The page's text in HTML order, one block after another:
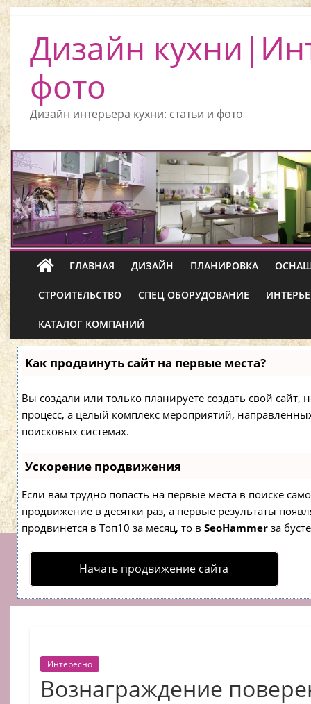
Дизайн
фото
Дизайн интерьера кухни: статьи и фото
ГЛАВНАЯ ДИЗАЙН ПЛАНИРОВКА
СТРОИТЕЛЬСТВО СПЕЦ ОБОРУДОВАНИЕ
КАТАЛОГ КОМПАНИЙ
Как продвинуть сайт на первые места?
Вы создали или только планируете создать свой сайт,
процесс, а целый комплекс мероприятий,
поисковых системах.
Ускорение продвижения
Если вам трудно попасть на первые места в поиске
продвижение в десятки раз, а первые результаты
продвинется в Топ10 за месяц, то в SeoHammerза
Начать продвижение сайта
Интересно
Вознаграждение